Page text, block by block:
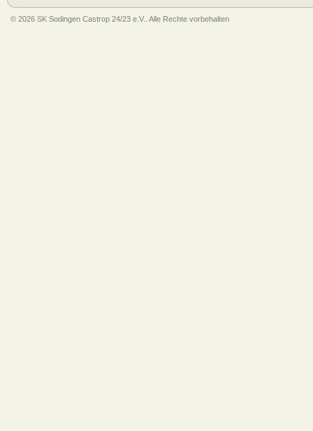
© 2026 SK Sodingen Castrop 24/23 e.V.. Alle Rechte vorbehalten